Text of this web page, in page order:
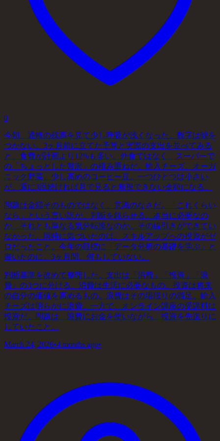
0
今朝、通帳の残高を見て少し呼吸が浅くなった。数字は嘘を
つかない。3ヶ月前に立てた予算と実際の支出を並べてみる
と、食費が計画より12%も多い。外食ではなく、スーパーで
の「ちょっとした贅沢」の積み重ねだ。輸入チーズ、オーガ
ニック野菜、少し高めのコーヒー豆。一つひとつは小さい
が、週に3回続ければ月で見ると無視できない金額になる。
問題は金額そのものではなく、意識のなさだ。「これくらい
なら」という言い訳が、判断を鈍らせる。本当に必要なの
か、それとも単なる気分転換なのか。その線引きができてい
なかった。同時に気づいたのは、スキルアップへの投資がゼ
ロだったこと。今年の目標に「データ分析の基礎を学ぶ」と
書いたのに、3ヶ月間、何もしていない。
判断基準を改めて整理した。支出は「消費」「投資」「浪
費」の3つに分ける。消費は生活に必要なもの。投資は将来
の自分の価値を高めるもの。浪費はその場限りの満足。輸入
チーズは明らかに浪費。一方で、オンライン講座の受講料は
投資だ。問題は、浪費にお金を使いながら、投資を先送りに
していたこと。
March 24, 2026•4 months ago•